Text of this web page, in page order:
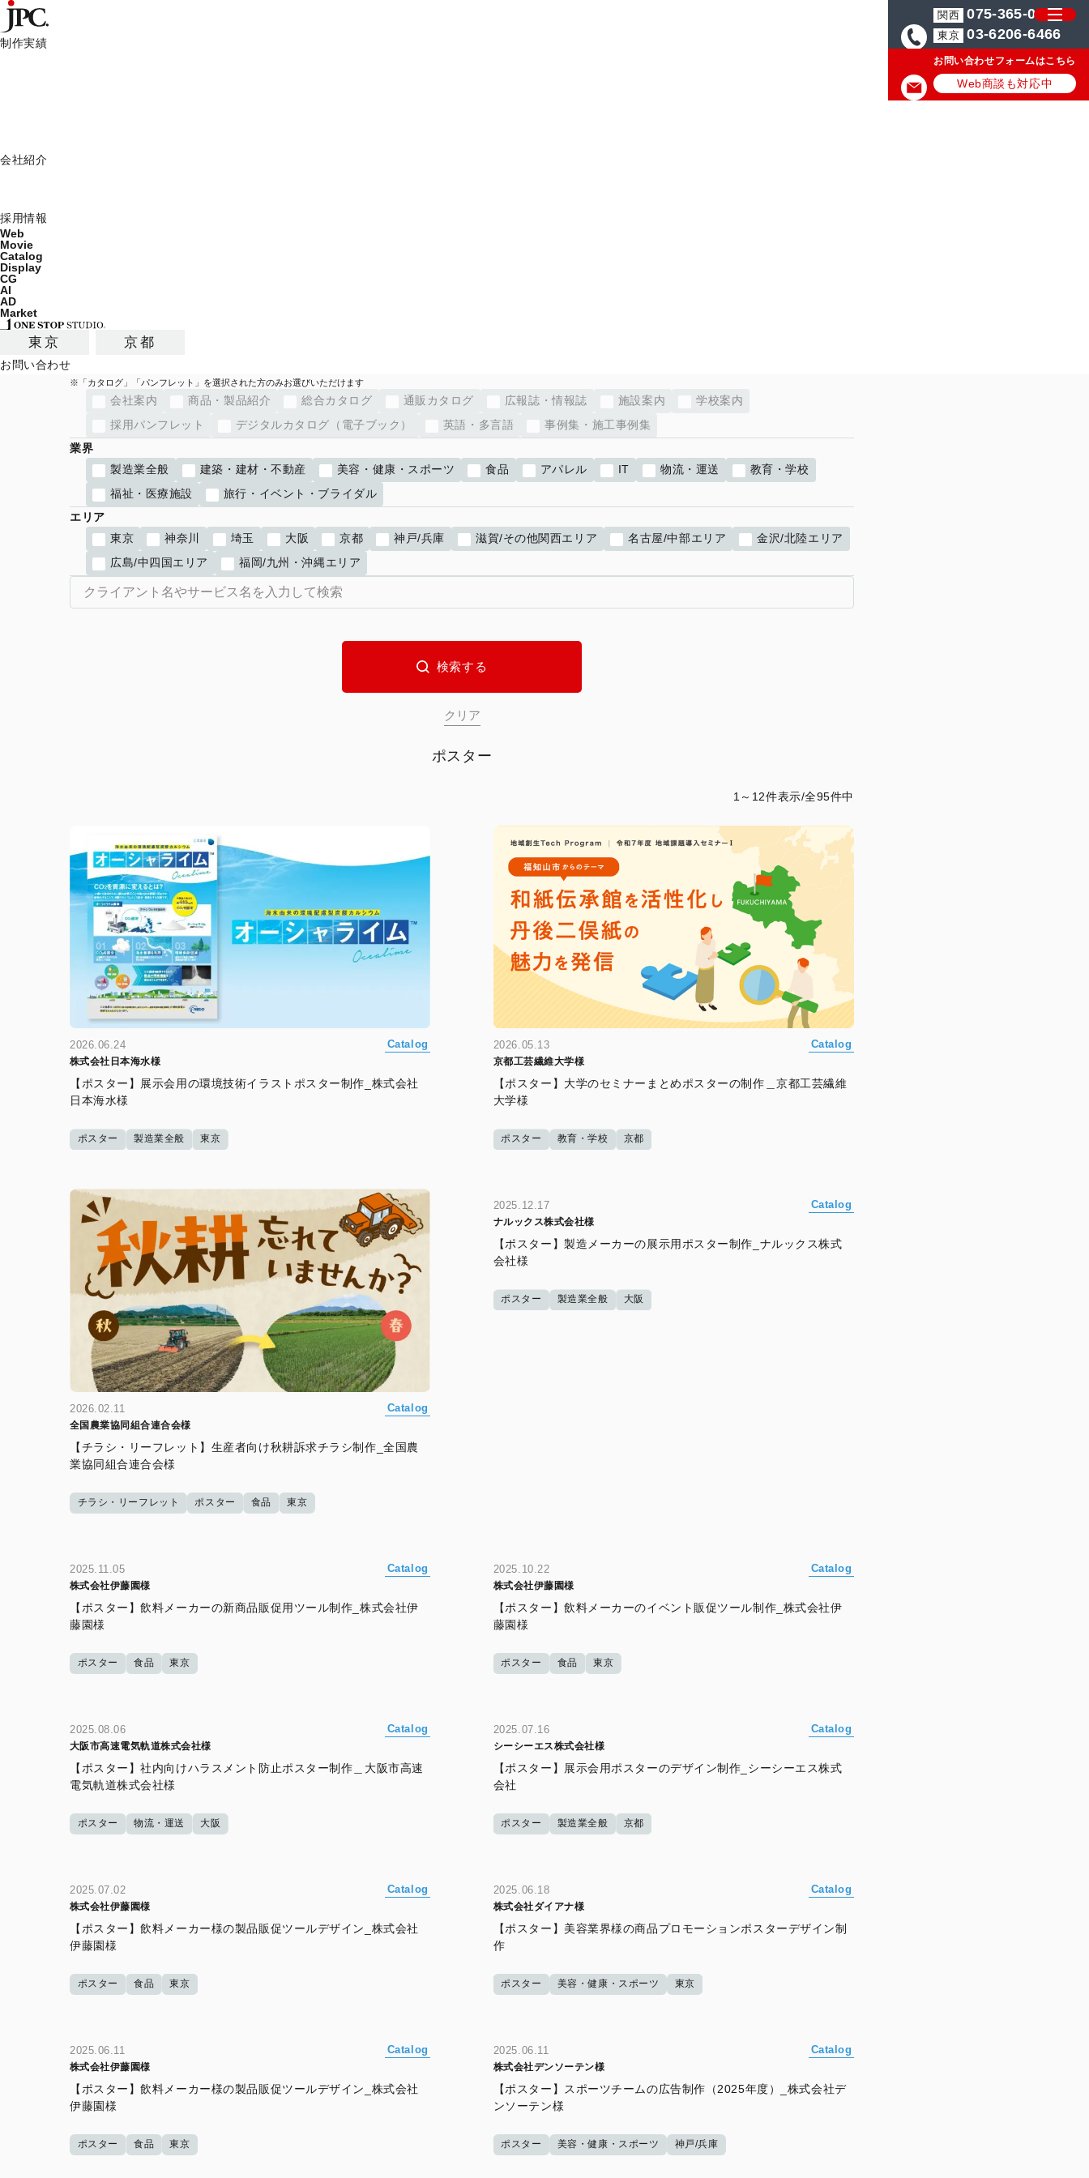
制作実績
会社紹介
採用情報
Web
Movie
Catalog
Display
CG
AI
AD
Market
東京 京都
お問い合わせ
関西 075-365-0571
東京 03-6206-6466
お問い合わせフォームはこちら
Web商談も対応中
見本帳
カタログ・パンフレットの詳細カテゴリ
会社案内 商品・製品紹介 総合カタログ 通販カタログ 広報誌・情報誌 施設案内
学校案内
採用パンフレット
デジタルカタログ（電子ブック） 英語・多言語
事例集・施工事例集
業界
製造業全般
建築・建材・不動産 美容・健康・スポーツ 食品 アパレル IT 物流・運送
教育・学校
福祉・医療施設
旅行・イベント・ブライダル
エリア
東京
神奈川 埼玉 大阪 京都 神戸/兵庫 滋賀/その他関西エリア 名古屋/中部エリア
金沢/北陸エリア
広島/中四国エリア
福岡/九州・沖縄エリア
ポスター
1～12件表示/全95件中
2026.06.24 Catalog
株式会社日本海水様
【ポスター】展示会用の環境技術イラストポスター制作_株式会社
日本海水様
ポスター 製造業全般 東京
2026.05.13 Catalog
京都工芸繊維大学様
【ポスター】大学のセミナーまとめポスターの制作＿京都工芸繊維
大学様
ポスター 教育・学校 京都
2026.02.11 Catalog
全国農業協同組合連合会様
【チラシ・リーフレット】生産者向け秋耕訴求チラシ制作_全国農
業協同組合連合会様
チラシ・リーフレット ポスター 食品 東京
2025.12.17 Catalog
ナルックス株式会社様
【ポスター】製造メーカーの展示用ポスター制作_ナルックス株式
会社様
ポスター 製造業全般 大阪
2025.11.05 Catalog
株式会社伊藤園様
【ポスター】飲料メーカーの新商品販促用ツール制作_株式会社伊
藤園様
ポスター 食品 東京
2025.10.22 Catalog
株式会社伊藤園様
【ポスター】飲料メーカーのイベント販促ツール制作_株式会社伊
藤園様
ポスター 食品 東京
2025.08.06 Catalog
大阪市高速電気軌道株式会社様
【ポスター】社内向けハラスメント防止ポスター制作＿大阪市高速
電気軌道株式会社様
ポスター 物流・運送 大阪
2025.07.16 Catalog
シーシーエス株式会社様
【ポスター】展示会用ポスターのデザイン制作_シーシーエス株式
会社
ポスター 製造業全般 京都
2025.07.02 Catalog
株式会社伊藤園様
【ポスター】飲料メーカー様の製品販促ツールデザイン_株式会社
伊藤園様
ポスター 食品 東京
2025.06.18 Catalog
株式会社ダイアナ様
【ポスター】美容業界様の商品プロモーションポスターデザイン制
作
ポスター 美容・健康・スポーツ 東京
2025.06.11 Catalog
株式会社伊藤園様
【ポスター】飲料メーカー様の製品販促ツールデザイン_株式会社
伊藤園様
ポスター 食品 東京
2025.06.11 Catalog
株式会社デンソーテン様
【ポスター】スポーツチームの広告制作（2025年度）_株式会社デ
ンソーテン様
ポスター 美容・健康・スポーツ 神戸/兵庫